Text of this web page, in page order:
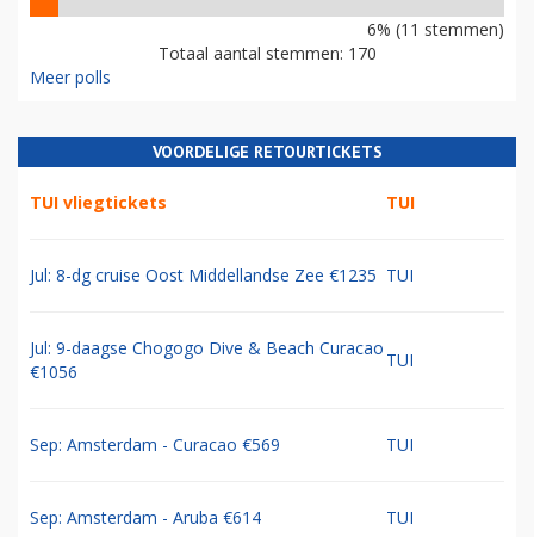
6% (11 stemmen)
Totaal aantal stemmen: 170
Meer polls
VOORDELIGE RETOURTICKETS
TUI vliegtickets TUI
Jul: 8-dg cruise Oost Middellandse Zee €1235 TUI
Jul: 9-daagse Chogogo Dive & Beach Curacao
€1056
TUI
Sep: Amsterdam - Curacao €569 TUI
Sep: Amsterdam - Aruba €614 TUI